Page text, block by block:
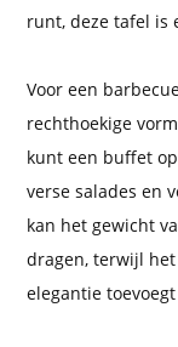
runt, deze tafel is
Voor een
rechthoekige
kunt een buffet
verse salades en
kan het gewicht
dragen, terwijl
elegantie